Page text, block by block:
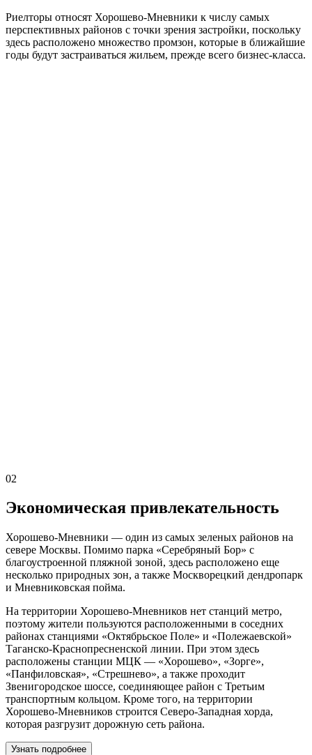
Риелторы относят Хорошево-Мневники к числу самых
перспективных районов с точки зрения застройки, поскольку
здесь расположено множество промзон, которые в ближайшие
годы будут застраиваться жильем, прежде всего бизнес-класса.
02
Экономическая привлекательность
Хорошево-Мневники — один из самых зеленых районов на
севере Москвы. Помимо парка «Серебряный Бор» с
благоустроенной пляжной зоной, здесь расположено еще
несколько природных зон, а также Москворецкий дендропарк
и Мневниковская пойма.
На территории Хорошево-Мневников нет станций метро,
поэтому жители пользуются расположенными в соседних
районах станциями «Октябрьское Поле» и «Полежаевской»
Таганско-Краснопресненской линии. При этом здесь
расположены станции МЦК — «Хорошево», «Зорге»,
«Панфиловская», «Стрешнево», а также проходит
Звенигородское шоссе, соединяющее район с Третьим
транспортным кольцом. Кроме того, на территории
Хорошево-Мневников строится Северо-Западная хорда,
которая разгрузит дорожную сеть района.
Узнать подробнее